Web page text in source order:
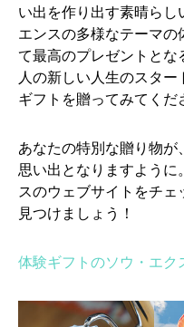
い出を作り出す素晴らし
エンスの多様なテーマの
て最高のプレゼントとな
人の新しい人生のスタ
ギフトを贈ってみてくだ
あなたの特別な贈り物が
思い出となりますように
スのウェブサイトをチ
見つけましょう！
体験ギフトのソウ・エク